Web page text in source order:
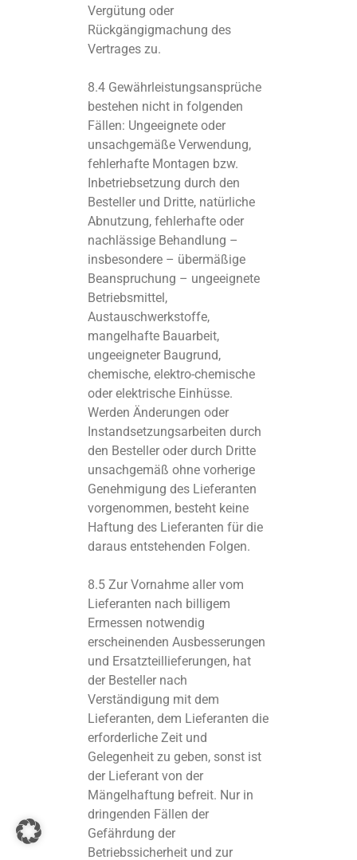
Vergütung oder
Rückgängigmachung des
Vertrages zu.
8.4 Gewährleistungsansprüche
bestehen nicht in folgenden
Fällen: Ungeeignete oder
unsachgemäße Verwendung,
fehlerhafte Montagen bzw.
Inbetriebsetzung durch den
Besteller und Dritte, natürliche
Abnutzung, fehlerhafte oder
nachlässige Behandlung –
insbesondere – übermäßige
Beanspruchung – ungeeignete
Betriebsmittel,
Austauschwerkstoffe,
mangelhafte Bauarbeit,
ungeeigneter Baugrund,
chemische, elektro-chemische
oder elektrische Einhüsse.
Werden Änderungen oder
Instandsetzungsarbeiten durch
den Besteller oder durch Dritte
unsachgemäß ohne vorherige
Genehmigung des Lieferanten
vorgenommen, besteht keine
Haftung des Lieferanten für die
daraus entstehenden Folgen.
8.5 Zur Vornahme aller vom
Lieferanten nach billigem
Ermessen notwendig
erscheinenden Ausbesserungen
und Ersatzteillieferungen, hat
der Besteller nach
Verständigung mit dem
Lieferanten, dem Lieferanten die
erforderliche Zeit und
Gelegenheit zu geben, sonst ist
der Lieferant von der
Mängelhaftung befreit. Nur in
dringenden Fällen der
Gefährdung der
Betriebssicherheit und zur